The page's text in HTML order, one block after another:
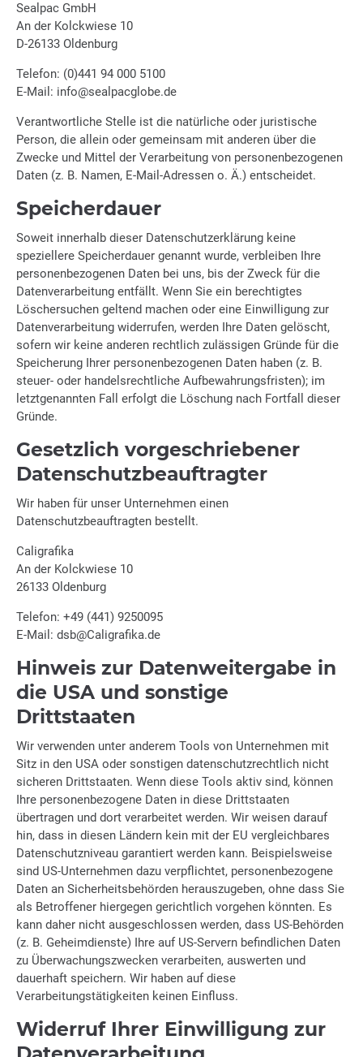
Sealpac GmbH
An der Kolckwiese 10
D-26133 Oldenburg
Telefon: (0)441 94 000 5100
E-Mail: info@sealpacglobe.de
Verantwortliche Stelle ist die natürliche oder juristische
Person, die allein oder gemeinsam mit anderen über die
Zwecke und Mittel der Verarbeitung von personenbezogenen
Daten (z. B. Namen, E-Mail-Adressen o. Ä.) entscheidet.
Speicherdauer
Soweit innerhalb dieser Datenschutzerklärung keine
speziellere Speicherdauer genannt wurde, verbleiben Ihre
personenbezogenen Daten bei uns, bis der Zweck für die
Datenverarbeitung entfällt. Wenn Sie ein berechtigtes
Löschersuchen geltend machen oder eine Einwilligung zur
Datenverarbeitung widerrufen, werden Ihre Daten gelöscht,
sofern wir keine anderen rechtlich zulässigen Gründe für die
Speicherung Ihrer personenbezogenen Daten haben (z. B.
steuer- oder handelsrechtliche Aufbewahrungsfristen); im
letztgenannten Fall erfolgt die Löschung nach Fortfall dieser
Gründe.
Gesetzlich vorgeschriebener
Datenschutz­beauftragter
Wir haben für unser Unternehmen einen
Datenschutzbeauftragten bestellt.
Caligrafika
An der Kolckwiese 10
26133 Oldenburg
Telefon: +49 (441) 9250095
E-Mail: dsb@Caligrafika.de
Hinweis zur Datenweitergabe in
die USA und sonstige
Drittstaaten
Wir verwenden unter anderem Tools von Unternehmen mit
Sitz in den USA oder sonstigen datenschutzrechtlich nicht
sicheren Drittstaaten. Wenn diese Tools aktiv sind, können
Ihre personenbezogene Daten in diese Drittstaaten
übertragen und dort verarbeitet werden. Wir weisen darauf
hin, dass in diesen Ländern kein mit der EU vergleichbares
Datenschutzniveau garantiert werden kann. Beispielsweise
sind US-Unternehmen dazu verpflichtet, personenbezogene
Daten an Sicherheitsbehörden herauszugeben, ohne dass Sie
als Betroffener hiergegen gerichtlich vorgehen könnten. Es
kann daher nicht ausgeschlossen werden, dass US-Behörden
(z. B. Geheimdienste) Ihre auf US-Servern befindlichen Daten
zu Überwachungszwecken verarbeiten, auswerten und
dauerhaft speichern. Wir haben auf diese
Verarbeitungstätigkeiten keinen Einfluss.
Widerruf Ihrer Einwilligung zur